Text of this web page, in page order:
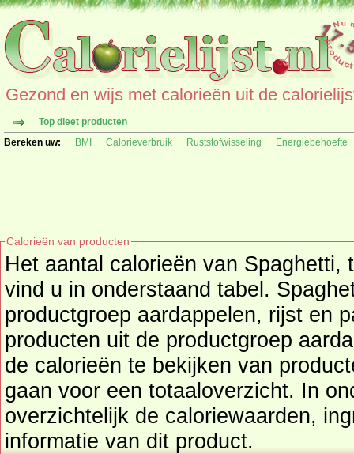
Gezond en wijs met calorieën uit de
Top dieet producten
Bereken uw:
BMI Calorieverbruik Ruststofwisseling Energiebehoefte
Calorieën van producten
Het aantal calorieën van Spaghetti,
vind u in onderstaand tabel.
productgroep aardappelen, rijst en
producten uit de productgroep
de calorieën te bekijken van
gaan voor een totaaloverzicht. In onderstaand tabel vindt u
overzichtelijk de caloriewaarden, ingrediënten en allergenen
informatie van dit product.